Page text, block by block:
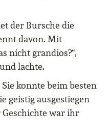
der Bursche die
davon. Mit
nicht grandios?“,
lachte.
konnte beim besten
geistig ausgestiegen
war ihr